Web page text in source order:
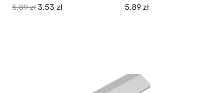
5,89zł 3,53 zł 5,89 zł